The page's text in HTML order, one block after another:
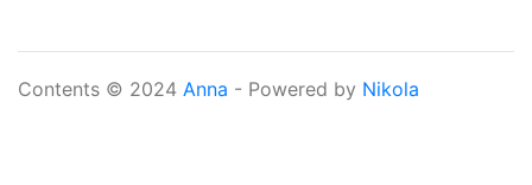
Contents © 2024 Anna - Powered by Nikola